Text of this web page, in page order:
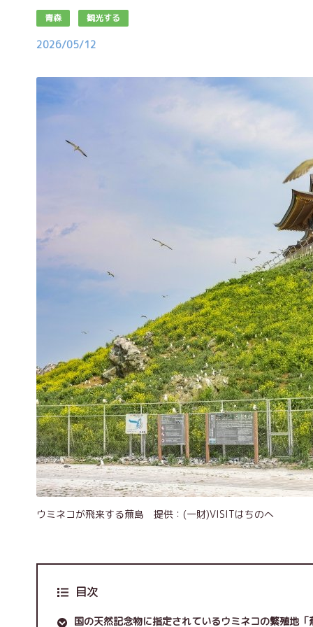
青森 観光する
2026/05/12
ウミネコが飛来する蕪島 提供：(一財)VISITはちのへ
目次
国の天然記念物に指定されているウミネコの繁殖地「